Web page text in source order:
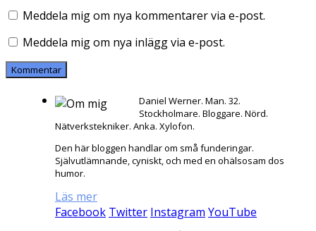
Meddela mig om nya kommentarer via e-post.
Meddela mig om nya inlägg via e-post.
Daniel Werner. Man. 32.
Stockholmare. Bloggare. Nörd.
Nätverkstekniker. Anka. Xylofon.
Den här bloggen handlar om små funderingar.
Självutlämnande, cyniskt, och med en ohälsosam dos
humor.
Läs mer
Facebook Twitter Instagram YouTube